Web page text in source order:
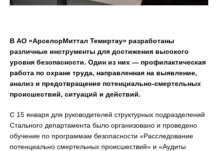
В АО «АрселорМиттал Темиртау» разработаны
различные инструменты для достижения высокого
уровня безопасности. Один из них — профилактическая
работа по охране труда, направленная на выявление,
анализ и предотвращение потенциально-смертельных
происшествий, ситуаций и действий.
С 15 января для руководителей структурных подразделений
Стального департамента было организовано и проведено
обучение по программам безопасности «Расследование
потенциально смертельных происшествий» и «Аудиты